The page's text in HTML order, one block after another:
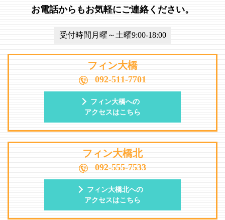
お電話からもお気軽にご連絡ください。
受付時間月曜～土曜9:00-18:00
フィン大橋
092-511-7701
フィン大橋への
アクセスはこちら
フィン大橋北
092-555-7533
フィン大橋北への
アクセスはこちら